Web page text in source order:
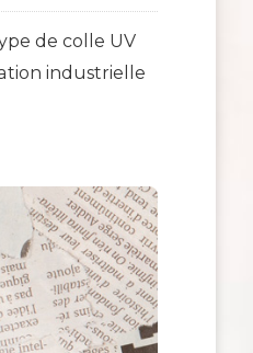
de colle UV
industrielle